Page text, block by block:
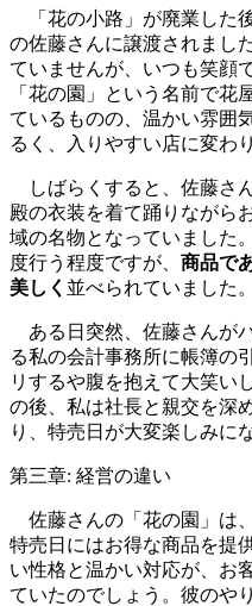
「花の小路」が廃業した
の佐藤さんに譲渡されまし
ていませんが、いつも笑顔
「花の園」という名前で花
ているものの、温かい雰囲
るく、入りやすい店に変わ
しばらくすると、佐藤さ
殿の衣装を着て踊りながら
域の名物となっていました
度行う程度ですが、 商品で
美しく 並べられていました。
ある日突然、佐藤さんが
る私の会計事務所に帳簿の
リするや腹を抱えて大笑い
の後、私は社長と親交を深
り、特売日が大変楽しみに
第三章: 経営の違い
佐藤さんの「花の園」は
特売日にはお得な商品を提
い性格と温かい対応が、お
ていたのでしょう。彼のや